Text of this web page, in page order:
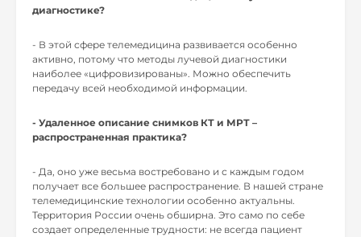
диагностике?
- В этой сфере телемедицина развивается особенно
активно, потому что методы лучевой диагностики
наиболее «цифровизированы». Можно обеспечить
передачу всей необходимой информации.
- Удаленное описание снимков КТ и МРТ –
распространенная практика?
- Да, оно уже весьма востребовано и с каждым годом
получает все большее распространение. В нашей стране
телемедицинские технологии особенно актуальны.
Территория России очень обширна. Это само по себе
создает определенные трудности: не всегда пациент